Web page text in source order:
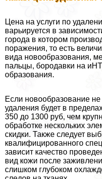
Цена на услуги по
варьируется в
города в котором
поражения, то есть
вида новообразования,
пальцы, бородавки на
образования.
Если новообразование
удаления будет в
350 до 1300 руб, чем
обработке нескольких
скидки. Также следует
квалифицированного
зависит качество
вид кожи после
слишком глубоком